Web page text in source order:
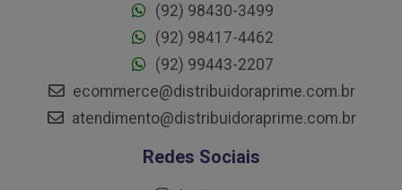
(92) 98430-3499
(92) 98417-4462
(92) 99443-2207
ecommerce@distribuidoraprime.com.br
atendimento@distribuidoraprime.com.br
Redes Sociais